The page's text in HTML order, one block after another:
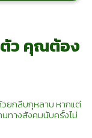
ตัว คุณต้อง
ยกลีบกุหลาบ หากแต่
ทางสังคมนับครั้งไม่